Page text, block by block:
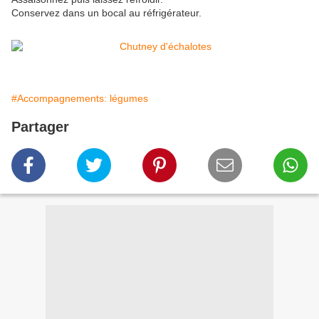
Conservez dans un bocal au réfrigérateur.
#Accompagnements: légumes
Partager